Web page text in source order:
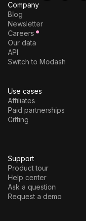
Company
Blog
Newsletter
Careers
Our data
API
Switch to Modash
Use cases
Affiliates
Paid partnerships
Gifting
Support
Product tour
Help center
Ask a question
Request a demo